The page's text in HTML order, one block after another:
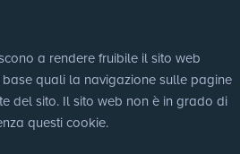
a rendere fruibile il sito web
quali la navigazione sulle pagine
del sito. Il sito web non è in grado di
questi cookie.